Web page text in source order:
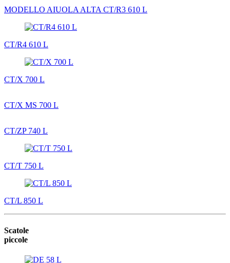
MODELLO AIUOLA ALTA CT/R3 610 L
CT/R4 610 L
CT/X 700 L
CT/X MS 700 L
CT/ZP 740 L
CT/T 750 L
CT/L 850 L
Scatole
piccole